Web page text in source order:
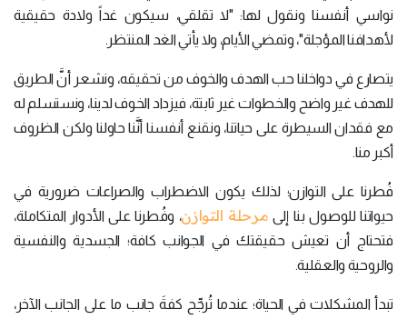
نواسي أنفسنا ونقول لها: "لا تقلقي، سيكون غداً ولادة حقيقية
لأهدافنا المؤجلة"، وتمضي الأيام، ولا يأتي الغد المنتظر.
يتصارع في دواخلنا حب الهدف والخوف من تحقيقه، ونشعر أنَّ الطريق
للهدف غير واضح والخطوات غير ثابتة، فيزداد الخوف لدينا، ونستسلم له
مع فقدان السيطرة على حياتنا، ونقنع أنفسنا أنَّنا حاولنا ولكن الظروف
أكبر منا.
فُطرنا على التوازن؛ لذلك يكون الاضطراب والصراعات ضرورية في
حيواتنا للوصول بنا إلى مرحلة التوازن، وفُطرنا على الأدوار المتكاملة،
فتحتاج أن تعيش حقيقتك في الجوانب كافة؛ الجسدية والنفسية
والروحية والعقلية.
تبدأ المشكلات في الحياة؛ عندما تُرجِّح كفةَ جانب ما على الجانب الآخر،